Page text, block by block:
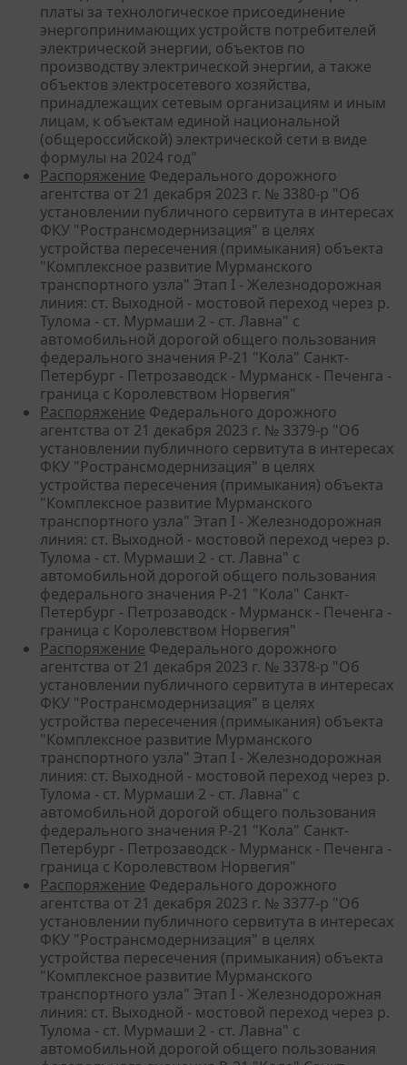
платы за технологическое присоединение
энергопринимающих устройств потребителей
электрической энергии, объектов по
производству электрической энергии, а также
объектов электросетевого хозяйства,
принадлежащих сетевым организациям и иным
лицам, к объектам единой национальной
(общероссийской) электрической сети в виде
формулы на 2024 год"
Распоряжение Федерального дорожного
агентства от 21 декабря 2023 г. № 3380-р "Об
установлении публичного сервитута в интересах
ФКУ "Ространсмодернизация" в целях
устройства пересечения (примыкания) объекта
"Комплексное развитие Мурманского
транспортного узла" Этап I - Железнодорожная
линия: ст. Выходной - мостовой переход через р.
Тулома - ст. Мурмаши 2 - ст. Лавна" с
автомобильной дорогой общего пользования
федерального значения Р-21 "Кола" Санкт-
Петербург - Петрозаводск - Мурманск - Печенга -
граница с Королевством Норвегия"
Распоряжение Федерального дорожного
агентства от 21 декабря 2023 г. № 3379-р "Об
установлении публичного сервитута в интересах
ФКУ "Ространсмодернизация" в целях
устройства пересечения (примыкания) объекта
"Комплексное развитие Мурманского
транспортного узла" Этап I - Железнодорожная
линия: ст. Выходной - мостовой переход через р.
Тулома - ст. Мурмаши 2 - ст. Лавна" с
автомобильной дорогой общего пользования
федерального значения Р-21 "Кола" Санкт-
Петербург - Петрозаводск - Мурманск - Печенга -
граница с Королевством Норвегия"
Распоряжение Федерального дорожного
агентства от 21 декабря 2023 г. № 3378-р "Об
установлении публичного сервитута в интересах
ФКУ "Ространсмодернизация" в целях
устройства пересечения (примыкания) объекта
"Комплексное развитие Мурманского
транспортного узла" Этап I - Железнодорожная
линия: ст. Выходной - мостовой переход через р.
Тулома - ст. Мурмаши 2 - ст. Лавна" с
автомобильной дорогой общего пользования
федерального значения Р-21 "Кола" Санкт-
Петербург - Петрозаводск - Мурманск - Печенга -
граница с Королевством Норвегия"
Распоряжение Федерального дорожного
агентства от 21 декабря 2023 г. № 3377-р "Об
установлении публичного сервитута в интересах
ФКУ "Ространсмодернизация" в целях
устройства пересечения (примыкания) объекта
"Комплексное развитие Мурманского
транспортного узла" Этап I - Железнодорожная
линия: ст. Выходной - мостовой переход через р.
Тулома - ст. Мурмаши 2 - ст. Лавна" с
автомобильной дорогой общего пользования